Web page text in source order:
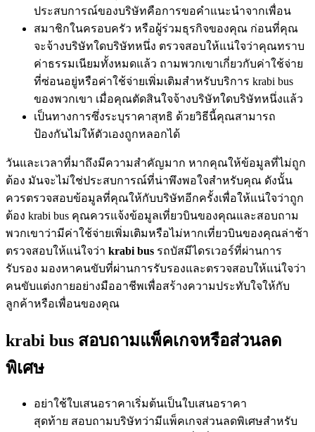
ประสบการณ์ของบริษัทคือการขอคำแนะนำจากเพื่อน
สมาชิกในครอบครัว หรือผู้ร่วมธุรกิจของคุณ ก่อนที่คุณ
จะจ้างบริษัทใดบริษัทหนึ่ง ตรวจสอบให้แน่ใจว่าคุณทราบ
ค่าธรรมเนียมทั้งหมดแล้ว ถามพวกเขาเกี่ยวกับค่าใช้จ่าย
ที่ซ่อนอยู่หรือค่าใช้จ่ายเพิ่มเติมสำหรับบริการ krabi bus
ของพวกเขา เมื่อคุณตัดสินใจจ้างบริษัทใดบริษัทหนึ่งแล้ว
เป็นทางการซึ่งระบุราคาสุทธิ ด้วยวิธีนี้คุณสามารถ
ป้องกันไม่ให้ตัวเองถูกหลอกได้
วันและเวลาที่มาถึงมีความสำคัญมาก หากคุณให้ข้อมูลที่ไม่ถูก
ต้อง มันจะไม่ใช่ประสบการณ์ที่น่าพึงพอใจสำหรับคุณ ดังนั้น
ควรตรวจสอบข้อมูลที่คุณให้กับบริษัทอีกครั้งเพื่อให้แน่ใจว่าถูก
ต้อง krabi bus คุณควรแจ้งข้อมูลเที่ยวบินของคุณและสอบถาม
พวกเขาว่ามีค่าใช้จ่ายเพิ่มเติมหรือไม่หากเที่ยวบินของคุณล่าช้า
ตรวจสอบให้แน่ใจว่า krabi bus รถบัสมีไดรเวอร์ที่ผ่านการ
รับรอง มองหาคนขับที่ผ่านการรับรองและตรวจสอบให้แน่ใจว่า
คนขับแต่งกายอย่างมืออาชีพเพื่อสร้างความประทับใจให้กับ
ลูกค้าหรือเพื่อนของคุณ
krabi bus สอบถามแพ็คเกจหรือส่วนลด
พิเศษ
อย่าใช้ใบเสนอราคาเริ่มต้นเป็นใบเสนอราคา
สุดท้าย สอบถามบริษัทว่ามีแพ็คเกจส่วนลดพิเศษสำหรับ